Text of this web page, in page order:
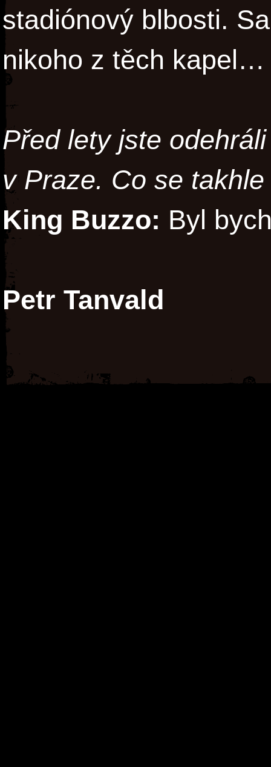
stadiónový blbosti.
nikoho z těch kapel…
Před lety jste
v Praze. Co se
King Buzzo: Byl
Petr Tanvald